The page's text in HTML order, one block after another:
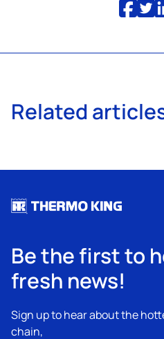
Related
Be the first to
fresh news!
Sign up to hear about the
chain,